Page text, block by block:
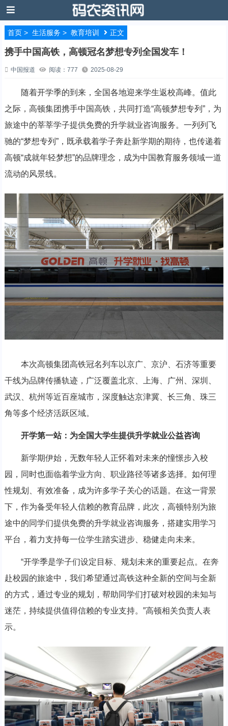
首页> 生活服务 > 教育培训 正文
携手中国高铁，高顿冠名梦想专列全国发车！
中国报道 阅读：777 2025-08-29
随着开学季的到来，全国各地迎来学生返校高峰。值此
之际，高顿集团携手中国高铁，共同打造“高顿梦想专列”，为
旅途中的莘莘学子提供免费的升学就业咨询服务。一列列飞
驰的“梦想专列”，既承载着学子奔赴新学期的期待，也传递着
高顿“成就年轻梦想”的品牌理念，成为中国教育服务领域一道
流动的风景线。
本次高顿集团高铁冠名列车以京广、京沪、石济等重要
干线为品牌传播轨迹，广泛覆盖北京、上海、广州、深圳、
武汉、杭州等近百座城市，深度触达京津冀、长三角、珠三
角等多个经济活跃区域。
开学第一站：为全国大学生提供升学就业公益咨询
新学期伊始，无数年轻人正怀着对未来的憧憬步入校
园，同时也面临着学业方向、职业路径等诸多选择。如何理
性规划、有效准备，成为许多学子关心的话题。在这一背景
下，作为备受年轻人信赖的教育品牌，此次，高顿特别为旅
途中的同学们提供免费的升学就业咨询服务，搭建实用学习
平台，着力支持每一位学生踏实进步、稳健走向未来。
“开学季是学子们设定目标、规划未来的重要起点。在奔
赴校园的旅途中，我们希望通过高铁这种全新的空间与全新
的方式，通过专业的规划，帮助同学们打破对校园的未知与
迷茫，持续提供值得信赖的专业支持。”高顿相关负责人表
示。